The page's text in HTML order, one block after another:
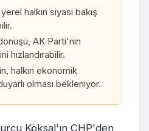
halkın siyasi bakış
AK Parti'nin
hızlandırabilir.
halkın ekonomik
olması bekleniyor.
Köksal'ın CHP'den